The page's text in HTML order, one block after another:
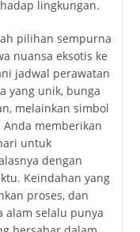
lingkungan.
pilihan sempurna
nuansa eksotis ke
jadwal perawatan
yang unik, bunga
melainkan simbol
Anda memberikan
untuk
dengan
Keindahan yang
proses, dan
alam selalu punya